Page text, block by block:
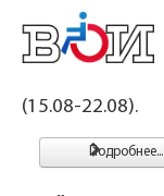
(15.08-22.08).
Подробнее...